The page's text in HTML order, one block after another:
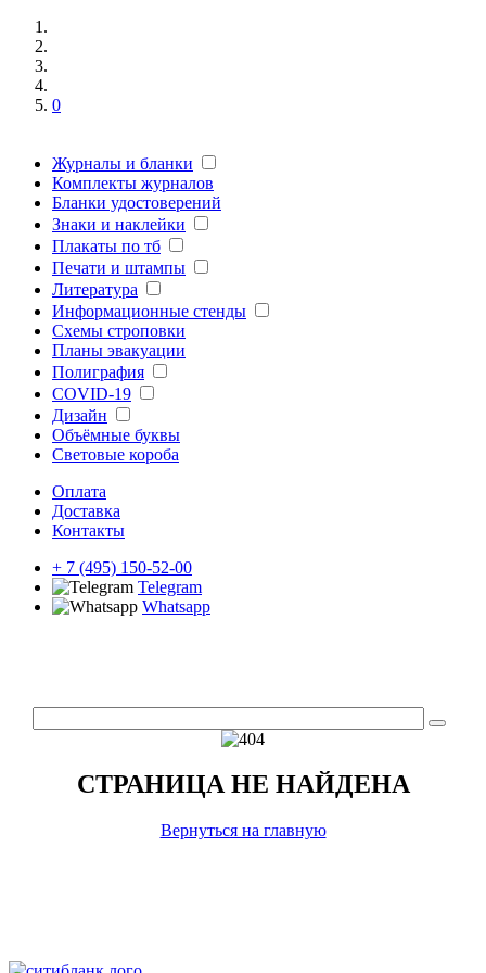
0
Журналы и бланки
Комплекты журналов
Бланки удостоверений
Знаки и наклейки
Плакаты по тб
Печати и штампы
Литература
Информационные стенды
Схемы строповки
Планы эвакуации
Полиграфия
COVID-19
Дизайн
Объёмные буквы
Световые короба
Оплата
Доставка
Контакты
+ 7 (495) 150-52-00
Telegram
Whatsapp
СТРАНИЦА НЕ НАЙДЕНА
Вернуться на главную